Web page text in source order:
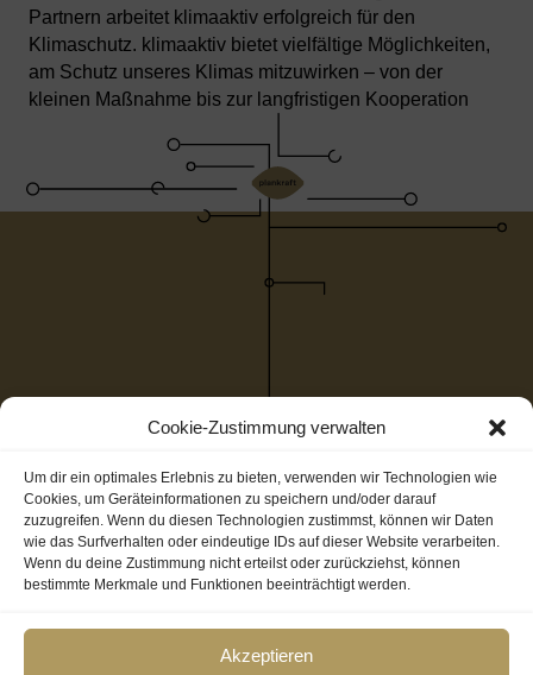
Cookie-Zustimmung verwalten
Um dir ein optimales Erlebnis zu bieten, verwenden wir Technologien wie
Cookies, um Geräteinformationen zu speichern und/oder darauf
zuzugreifen. Wenn du diesen Technologien zustimmst, können wir Daten
wie das Surfverhalten oder eindeutige IDs auf dieser Website verarbeiten.
Wenn du deine Zustimmung nicht erteilst oder zurückziehst, können
bestimmte Merkmale und Funktionen beeinträchtigt werden.
Akzeptieren
Partnern arbeitet klimaaktiv erfolgreich für den
Klimaschutz. klimaaktiv bietet vielfältige Möglichkeiten,
am Schutz unseres Klimas mitzuwirken – von der
kleinen Maßnahme bis zur langfristigen Kooperation